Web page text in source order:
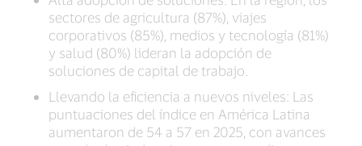
sectores de agricultura (87%), viajes
corporativos (85%), medios y tecnología (81%)
y salud (80%) lideran la adopción de
soluciones de capital de trabajo.
Llevando la eficiencia a nuevos niveles: Las
puntuaciones del índice en América Latina
aumentaron de 54 a 57 en 2025, con avances